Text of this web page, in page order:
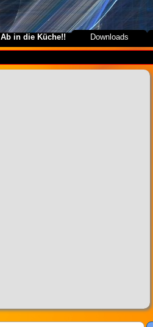
Ab in die Küche!! Downloads